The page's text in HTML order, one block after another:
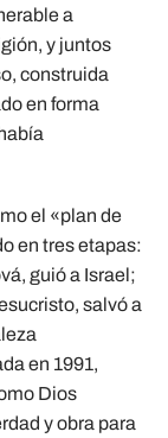
a
y juntos
construida
en forma
el «plan de
en tres etapas:
guió a Israel;
salvó a
en 1991,
Dios
y obra para